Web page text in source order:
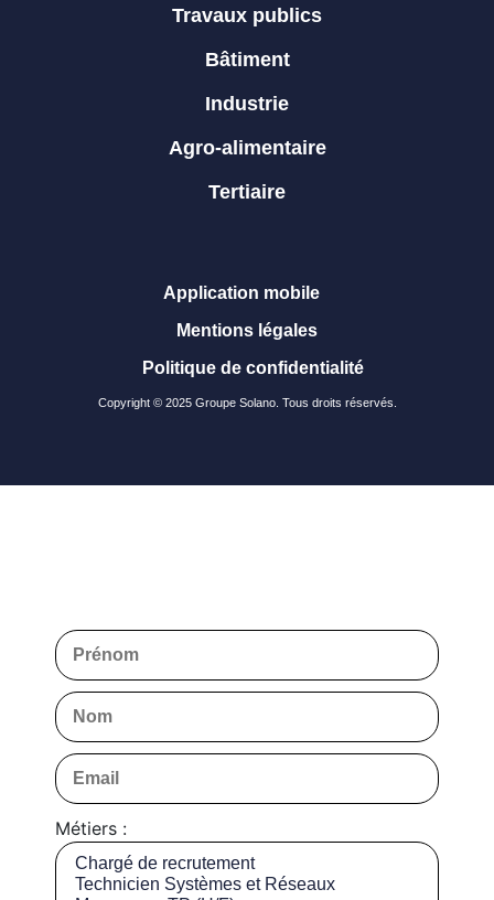
Travaux publics
Bâtiment
Industrie
Agro-alimentaire
Tertiaire
Copyright © 2025 Groupe Solano. Tous droits réservés.
Application mobile
Mentions légales
Politique de confidentialité
Métiers :